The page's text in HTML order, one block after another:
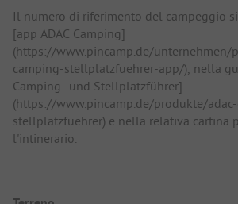
Il numero di riferimento del campeggio
[app ADAC Camping]
(https://www.pincamp.de/unternehmen/
camping-stellplatzfuehrer-app/), nella
Camping- und Stellplatzführer]
(https://www.pincamp.de/produkte/
stellplatzfuehrer) e nella relativa cartina
l'intinerario.